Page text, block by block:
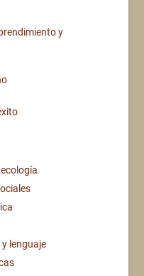
y
lenguaje